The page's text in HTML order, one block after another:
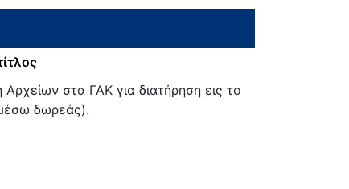
στα ΓΑΚ για διατήρηση εις το
δωρεάς).